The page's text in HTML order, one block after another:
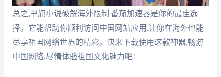
总之,书旗小说破解海外限制,番茄加速器是你的最佳选
择。它能帮助你顺利访问中国网站应用,让你在海外也能
尽享祖国网络世界的精彩。快来下载使用这款神器,畅游
中国网络,尽情体验祖国文化魅力吧!